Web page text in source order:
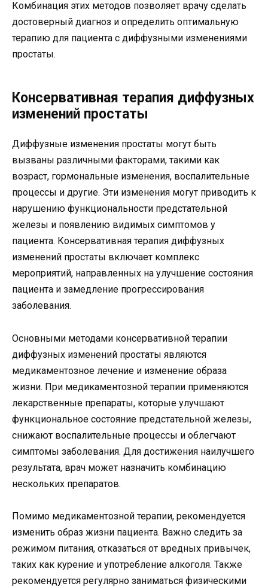
Комбинация этих методов позволяет врачу сделать
достоверный диагноз и определить оптимальную
терапию для пациента с диффузными изменениями
простаты.
Консервативная терапия диффузных
изменений простаты
Диффузные изменения простаты могут быть
вызваны различными факторами, такими как
возраст, гормональные изменения, воспалительные
процессы и другие. Эти изменения могут приводить к
нарушению функциональности предстательной
железы и появлению видимых симптомов у
пациента. Консервативная терапия диффузных
изменений простаты включает комплекс
мероприятий, направленных на улучшение состояния
пациента и замедление прогрессирования
заболевания.
Основными методами консервативной терапии
диффузных изменений простаты являются
медикаментозное лечение и изменение образа
жизни. При медикаментозной терапии применяются
лекарственные препараты, которые улучшают
функциональное состояние предстательной железы,
снижают воспалительные процессы и облегчают
симптомы заболевания. Для достижения наилучшего
результата, врач может назначить комбинацию
нескольких препаратов.
Помимо медикаментозной терапии, рекомендуется
изменить образ жизни пациента. Важно следить за
режимом питания, отказаться от вредных привычек,
таких как курение и употребление алкоголя. Также
рекомендуется регулярно заниматься физическими